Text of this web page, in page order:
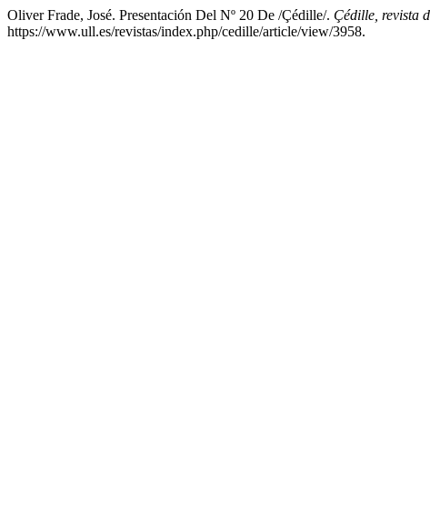
Oliver Frade, José. Presentación Del Nº 20 De /Çédille/. Çédille, revista
https://www.ull.es/revistas/index.php/cedille/article/view/3958.